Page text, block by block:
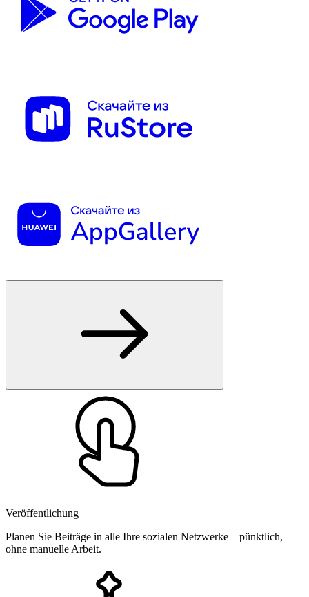
Veröffentlichung
Planen Sie Beiträge in alle Ihre sozialen Netzwerke – pünktlich,
ohne manuelle Arbeit.